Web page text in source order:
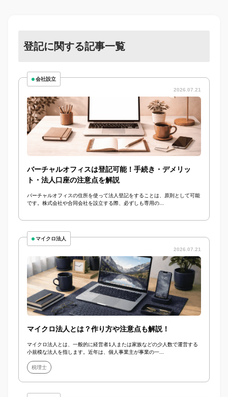
登記に関する記事一覧
会社設立
2026.07.21
バーチャルオフィスは登記可能！手続き・デメリッ
ト・法人口座の注意点を解説
バーチャルオフィスの住所を使って法人登記をすることは、原則として可能
です。株式会社や合同会社を設立する際、必ずしも専用の...
マイクロ法人
2026.07.21
マイクロ法人とは？作り方や注意点も解説！
マイクロ法人とは、一般的に経営者1人または家族などの少人数で運営する
小規模な法人を指します。近年は、個人事業主が事業の一...
税理士